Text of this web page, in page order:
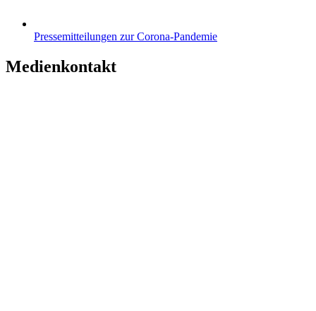
Pressemitteilungen zur Corona-Pandemie
Medienkontakt